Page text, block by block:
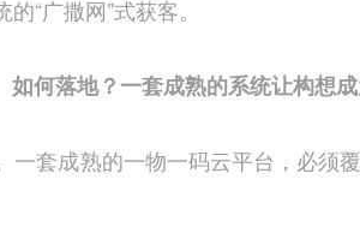
“广撒网”式获客。
如何落地？一套成熟的系统让构想
套成熟的一物一码云平台，必须